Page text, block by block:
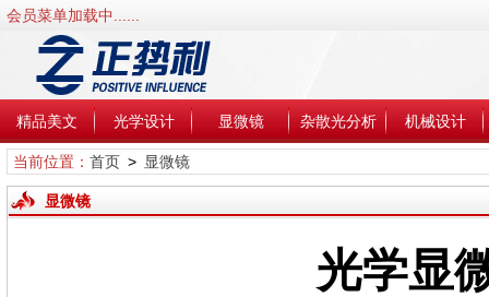
会员菜单加载中......
精品美文 光学设计 显微镜 杂散光分析 机械设计
当前位置： 首页> 显微镜
显微镜
光学显